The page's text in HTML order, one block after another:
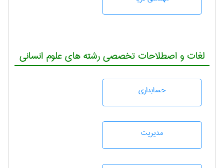
لغات و اصطلاحات تخصصی رشته های علوم انسانی
حسابداری
مديريت